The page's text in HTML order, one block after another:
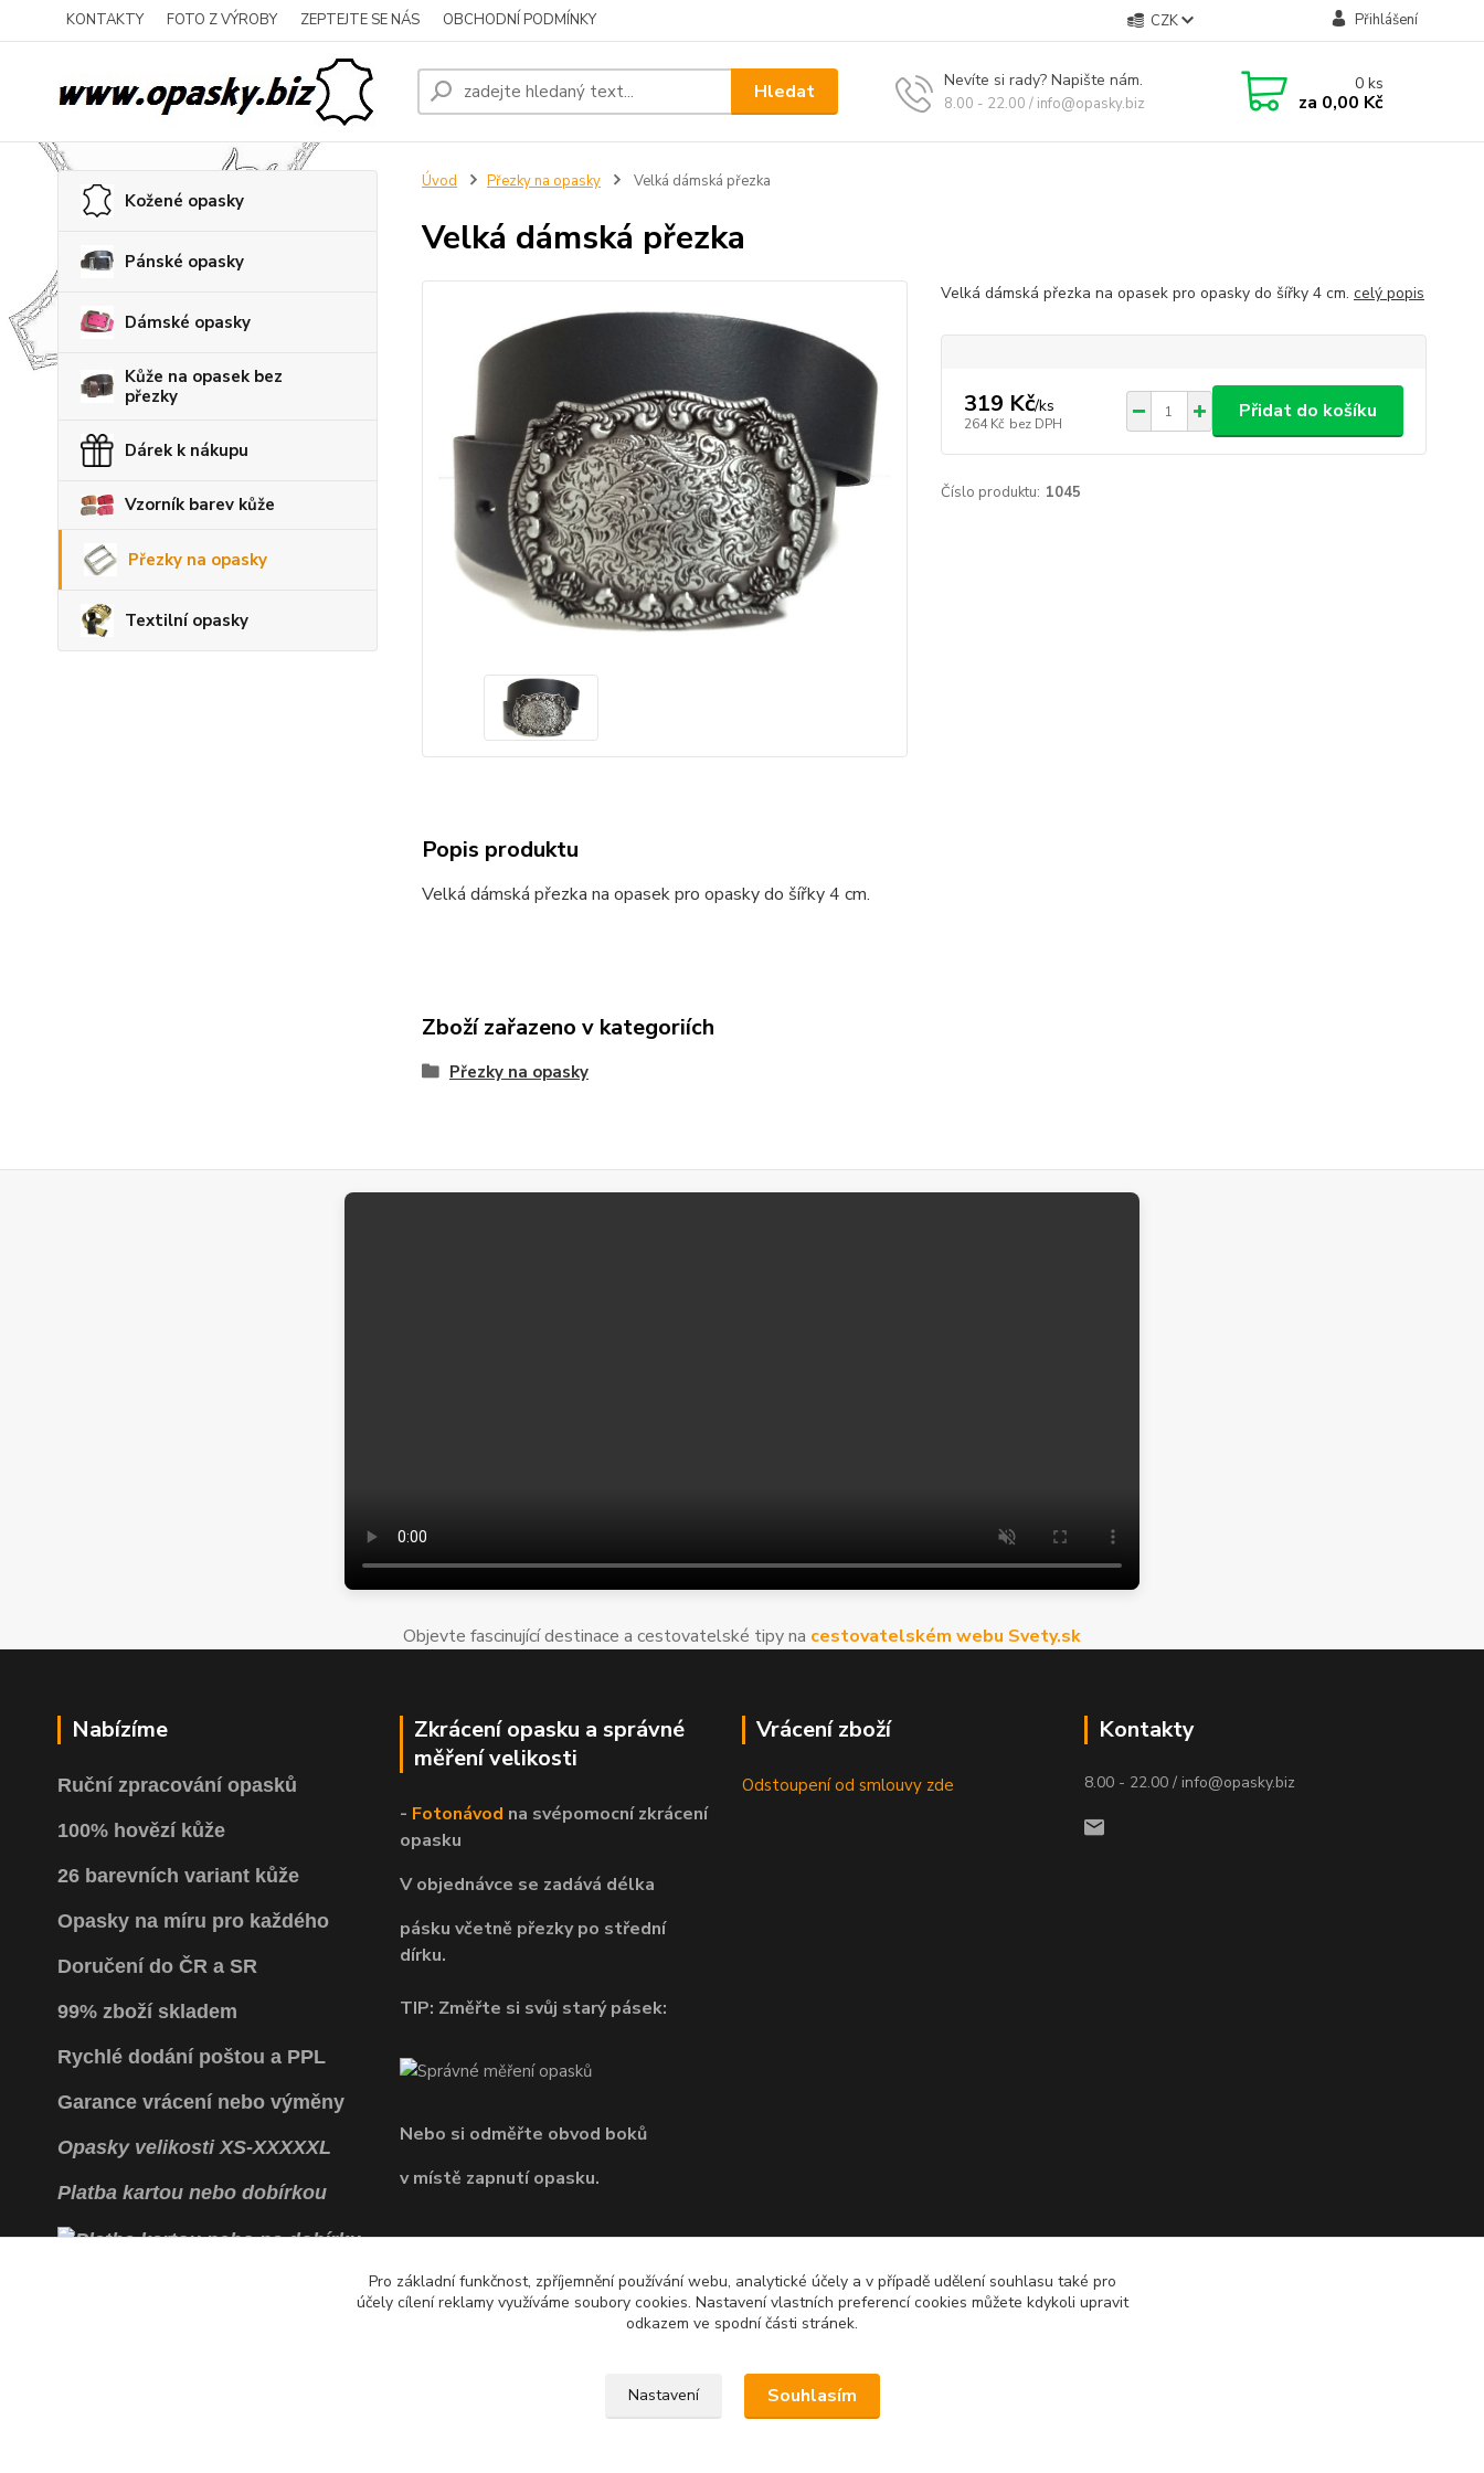
KONTAKTY FOTO Z VÝROBY ZEPTEJTE SE NÁS OBCHODNÍ PODMÍNKY CZK Přihlášení
Hledat Nevíte si rady? Napište nám.
8.00 - 22.00 / info@opasky.biz
0ks
za 0,00 Kč
Kožené opasky
Pánské opasky
Dámské opasky
Kůže na opasek bez
přezky
Dárek k nákupu
Vzorník barev kůže
Přezky na opasky
Textilní opasky
Úvod Přezky na opasky Velká dámská přezka
Velká dámská přezka
Velká dámská přezka na opasek pro opasky do šířky 4 cm. celý popis
319 Kč/ks
264 Kč bez DPH
Přidat do košíku
Číslo produktu: 1045
Popis produktu
Velká dámská přezka na opasek pro opasky do šířky 4 cm.
Zboží zařazeno v kategoriích
Přezky na opasky
Objevte fascinující destinace a cestovatelské tipy na cestovatelském webu Svety.sk
Nabízíme
Ruční zpracování opasků
100% hovězí kůže
26 barevních variant kůže
Opasky na míru pro každého
Doručení do ČR a SR
99% zboží skladem
Rychlé dodání poštou a PPL
Garance vrácení nebo výměny
OpaskyvelikostiXS-XXXXXL
Platba kartou nebo dobírkou
Zkrácení opasku a správné
měření velikosti
- Fotonávod na svépomocnízkrácení
opasku
V objednávce se zadává délka
pásku včetně přezky po střední
dírku.
TIP: Změřte si svůj starý pásek:
Nebo si odměřte obvod boků
v místě zapnutí opasku.
Vrácení zboží
Odstoupení od smlouvy zde
Kontakty
8.00 - 22.00 / info@opasky.biz
Pro základní funkčnost, zpříjemnění používání webu, analytické účely a v případě udělení souhlasu také pro
účely cílení reklamy využíváme soubory cookies. Nastavení vlastních preferencí cookies můžete kdykoli upravit
odkazem ve spodní části stránek.
Nastavení Souhlasím